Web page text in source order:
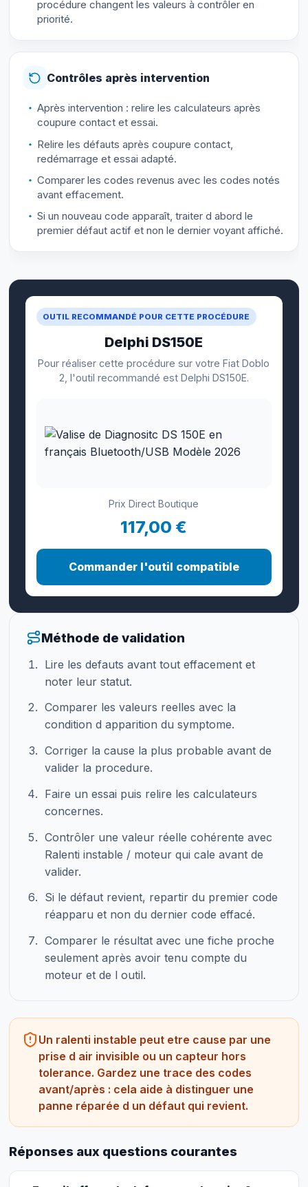
procédure changent les valeurs à contrôler en
priorité.
Contrôles après intervention
Après intervention : relire les calculateurs après
coupure contact et essai.
Relire les défauts après coupure contact,
redémarrage et essai adapté.
Comparer les codes revenus avec les codes notés
avant effacement.
Si un nouveau code apparaît, traiter d abord le
premier défaut actif et non le dernier voyant affiché.
OUTIL RECOMMANDÉ POUR CETTE PROCÉDURE
Delphi DS150E
Pour réaliser cette procédure sur votre Fiat Doblo
2, l'outil recommandé est Delphi DS150E.
Prix Direct Boutique
117,00 €
Commander l'outil compatible
Méthode de validation
Lire les defauts avant tout effacement et
noter leur statut.
Comparer les valeurs reelles avec la
condition d apparition du symptome.
Corriger la cause la plus probable avant de
valider la procedure.
Faire un essai puis relire les calculateurs
concernes.
Contrôler une valeur réelle cohérente avec
Ralenti instable / moteur qui cale avant de
valider.
Si le défaut revient, repartir du premier code
réapparu et non du dernier code effacé.
Comparer le résultat avec une fiche proche
seulement après avoir tenu compte du
moteur et de l outil.
Un ralenti instable peut etre cause par une
prise d air invisible ou un capteur hors
tolerance. Gardez une trace des codes
avant/après : cela aide à distinguer une
panne réparée d un défaut qui revient.
Réponses aux questions courantes